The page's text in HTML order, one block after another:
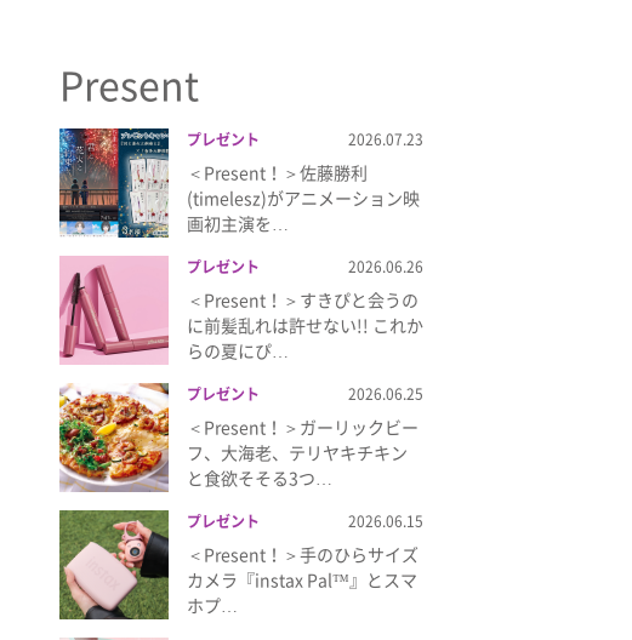
Present
プレゼント 2026.07.23
＜Present！＞佐藤勝利
(timelesz)がアニメーション映
画初主演を…
プレゼント 2026.06.26
＜Present！＞すきぴと会うの
に前髪乱れは許せない!! これか
らの夏にぴ…
プレゼント 2026.06.25
＜Present！＞ガーリックビー
フ、大海老、テリヤキチキン
と食欲そそる3つ…
プレゼント 2026.06.15
＜Present！＞手のひらサイズ
カメラ『instax Pal™』とスマ
ホプ…